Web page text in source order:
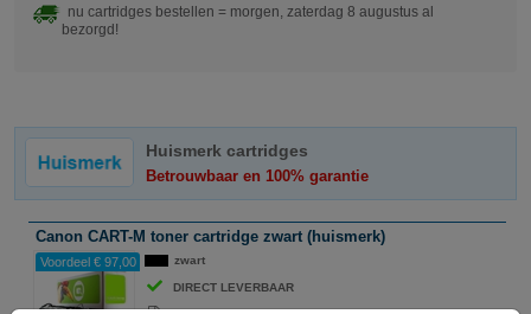
nu cartridges bestellen = morgen, zaterdag 8 augustus al
bezorgd!
Huismerk cartridges
Betrouwbaar en 100% garantie
Canon CART-M toner cartridge zwart (huismerk)
Voordeel € 97,00 zwart
DIRECT LEVERBAAR